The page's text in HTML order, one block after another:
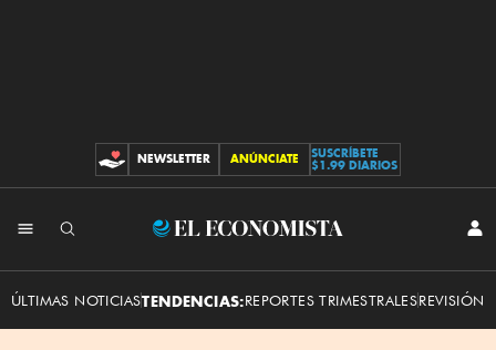
CONTRIBUCIONES
NEWSLETTER ANÚNCIATE
SUSCRÍBETE
$1.99 DIARIOS
El
ÚLTIMAS NOTICIASTENDENCIAS:REPORTES TRIMESTRALESREVISIÓN